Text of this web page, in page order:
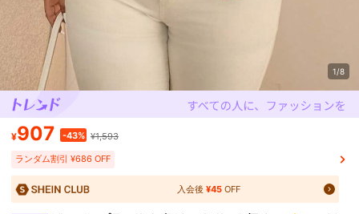
1/8
¥907 -43% ¥1,593
ランダム割引 ¥686 OFF
入会後¥45 OFF